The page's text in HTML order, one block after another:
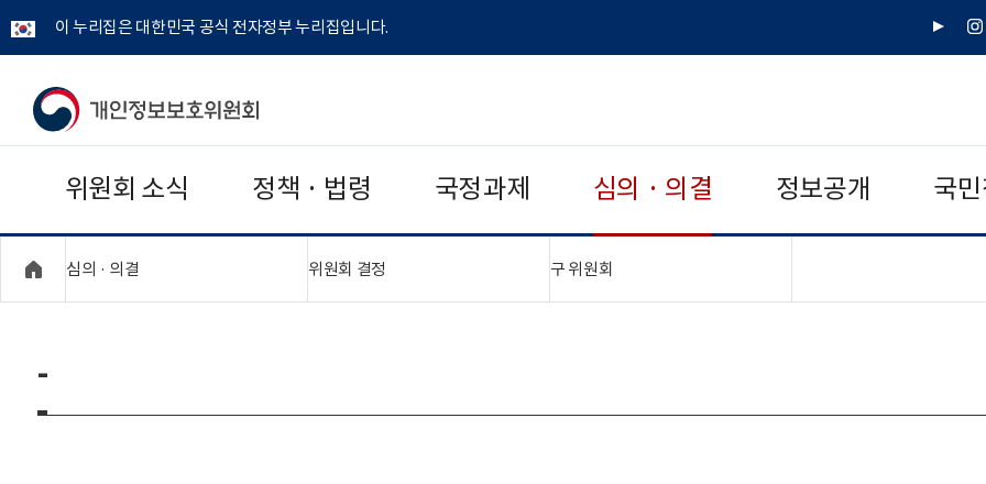
이 누리집은 대한민국 공식 전자정부 누리집입니다.
유
인
개
보
보
위
위원회 소식 정책 · 법령 국정과제 심의 · 의결 정보공개 국
심의 · 의결 위원회 결정 구 위원회
-